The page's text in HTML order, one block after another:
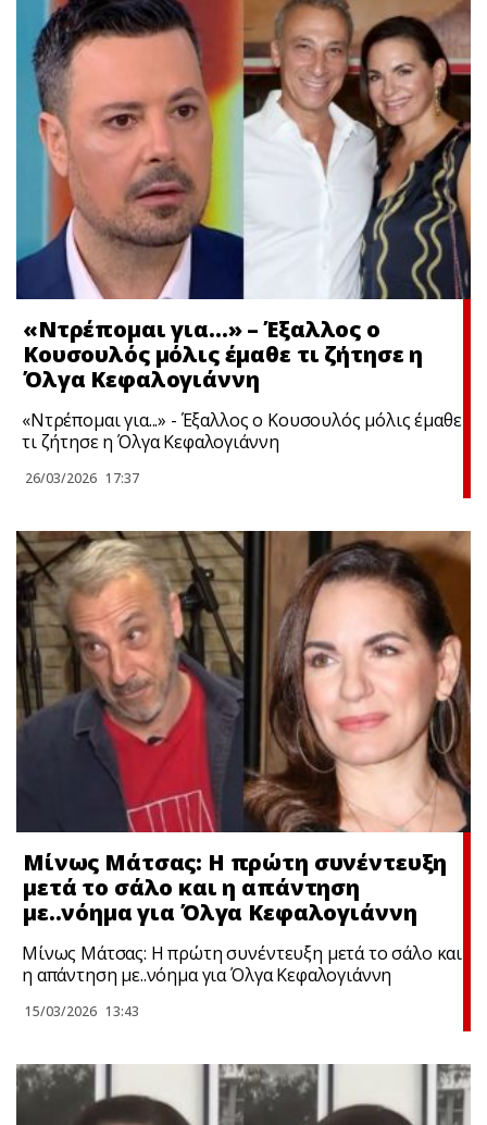
«Ντρέπομαι για…» – Έξαλλος ο
Κουσουλός μόλις έμαθε τι ζήτησε η
Όλγα Κεφαλογιάννη
«Ντρέπομαι για...» - Έξαλλος ο Κουσουλός μόλις έμαθε
τι ζήτησε η Όλγα Κεφαλογιάννη
26/03/2026 17:37
Μίνως Μάτσας: Η πρώτη συνέντευξη
μετά το σάλο και η απάντηση
με..νόημα για Όλγα Κεφαλογιάννη
Μίνως Μάτσας: Η πρώτη συνέντευξη μετά το σάλο και
η απάντηση με..νόημα για Όλγα Κεφαλογιάννη
15/03/2026 13:43